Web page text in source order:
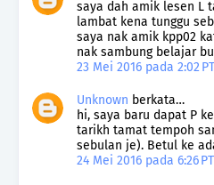
saya dah amik lesen L
lambat kena tunggu
saya nak amik kpp02
nak sambung belajar
23 Mei 2016 pada 2:02
Unknown berkata…
hi, saya baru dapat P
tarikh tamat tempoh
sebulan je). Betul ke
24 Mei 2016 pada 6:26